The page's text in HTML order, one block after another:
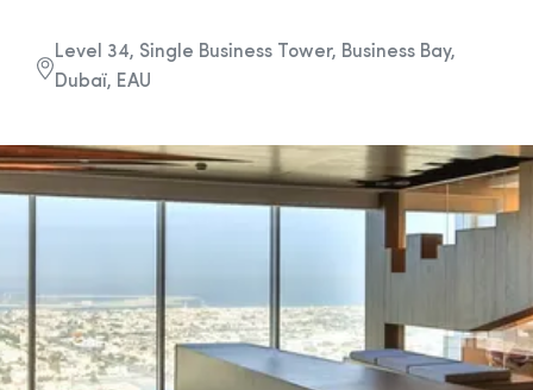
Level 34, Single Business Tower, Business Bay,
Dubaï, EAU